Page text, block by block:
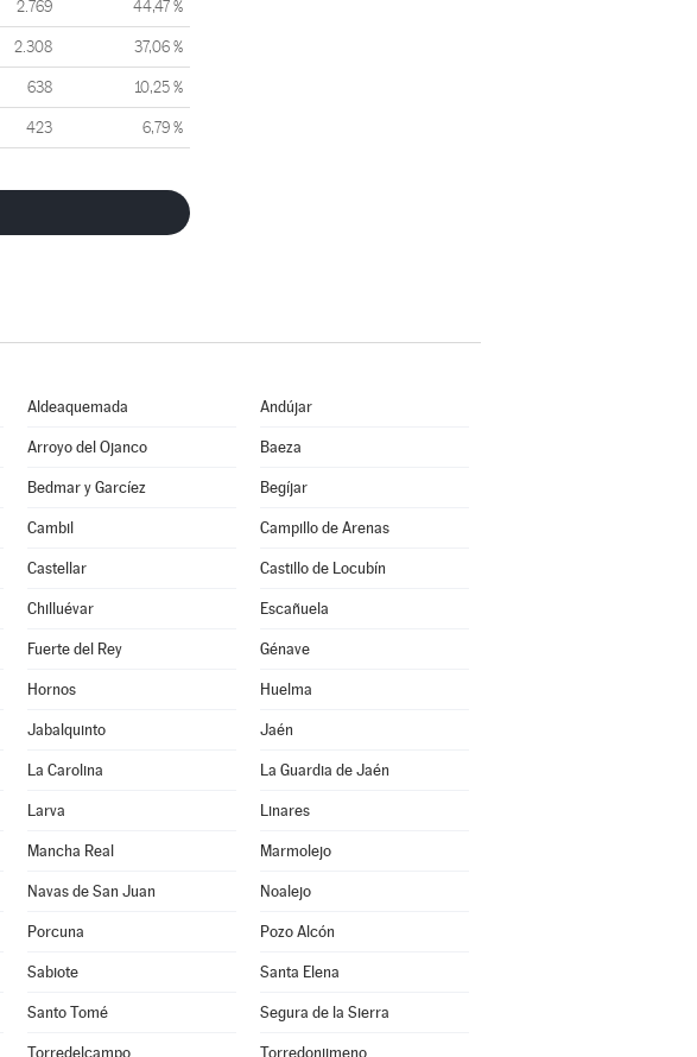
2.769 44,47 %
2.308 37,06 %
638 10,25 %
423 6,79 %
Aldeaquemada Andújar
Arroyo del Ojanco Baeza
Bedmar y Garcíez Begíjar
Cambil Campillo de Arenas
Castellar Castillo de Locubín
Chilluévar Escañuela
Fuerte del Rey Génave
Hornos Huelma
Jabalquinto Jaén
La Carolina La Guardia de Jaén
Larva Linares
Mancha Real Marmolejo
Navas de San Juan Noalejo
Porcuna Pozo Alcón
Sabiote Santa Elena
Santo Tomé Segura de la Sierra
Torredelcampo Torredonjimeno